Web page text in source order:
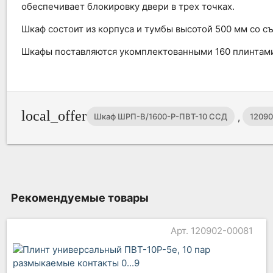
обеспечивает блокировку двери в трех точках.
Шкаф состоит из корпуса и тумбы высотой 500 мм со
Шкафы поставляются укомплектованными 160
local_offer Шкаф ШРП-В/1600-Р-ПВТ-10 ССД ,
Рекомендуемые товары
Арт. 120902-00081